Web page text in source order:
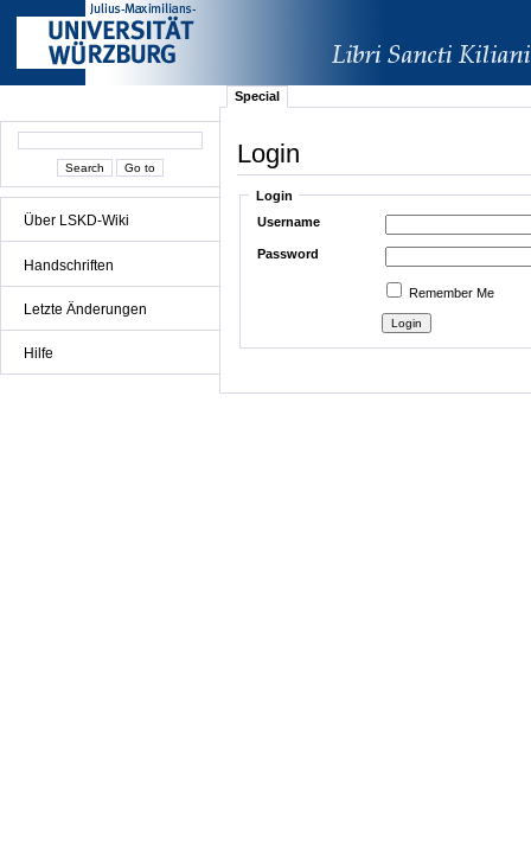
Über LSKD-Wiki
Handschriften
Letzte Änderungen
Hilfe
Special
Login
Login
Username
Password
Remember Me